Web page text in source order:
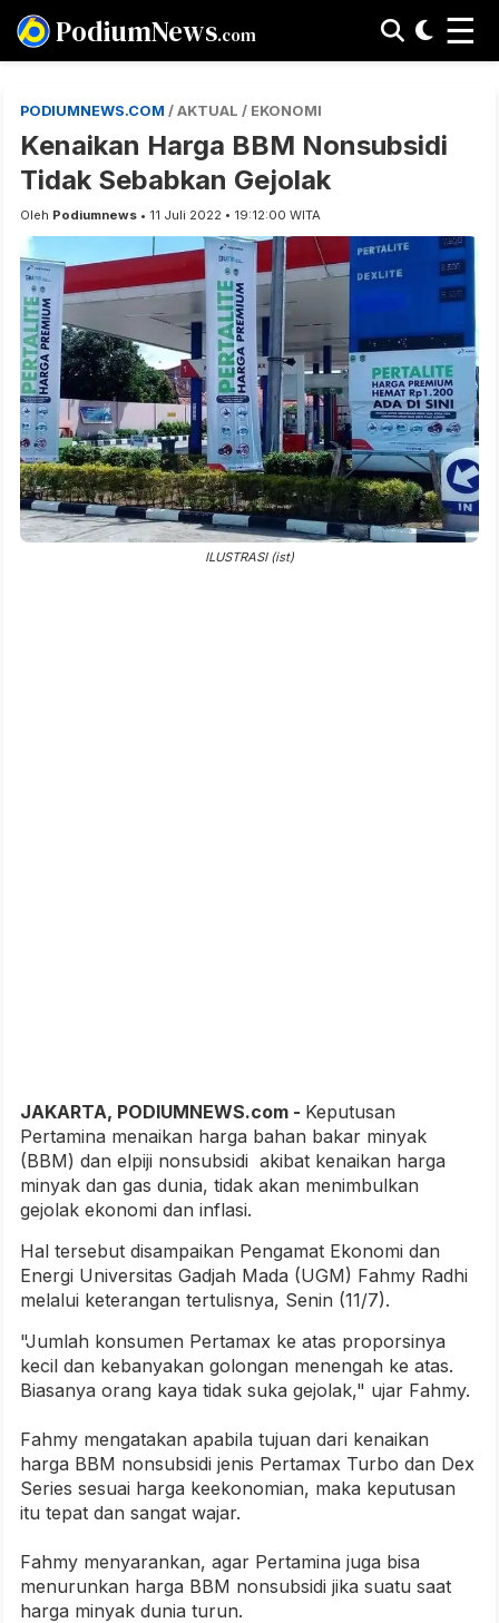
PodiumNews.com ☰
PODIUMNEWS.COM / AKTUAL / EKONOMI
Kenaikan Harga BBM Nonsubsidi
Tidak Sebabkan Gejolak
Oleh Podiumnews • 11 Juli 2022 • 19:12:00 WITA
ILUSTRASI (ist)
JAKARTA, PODIUMNEWS.com - Keputusan
Pertamina menaikan harga bahan bakar minyak
(BBM) dan elpiji nonsubsidi akibat kenaikan harga
minyak dan gas dunia, tidak akan menimbulkan
gejolak ekonomi dan inflasi.
Hal tersebut disampaikan Pengamat Ekonomi dan
Energi Universitas Gadjah Mada (UGM) Fahmy Radhi
melalui keterangan tertulisnya, Senin (11/7).
"Jumlah konsumen Pertamax ke atas proporsinya
kecil dan kebanyakan golongan menengah ke atas.
Biasanya orang kaya tidak suka gejolak," ujar Fahmy.
Fahmy mengatakan apabila tujuan dari kenaikan
harga BBM nonsubsidi jenis Pertamax Turbo dan Dex
Series sesuai harga keekonomian, maka keputusan
itu tepat dan sangat wajar.
Fahmy menyarankan, agar Pertamina juga bisa
menurunkan harga BBM nonsubsidi jika suatu saat
harga minyak dunia turun.